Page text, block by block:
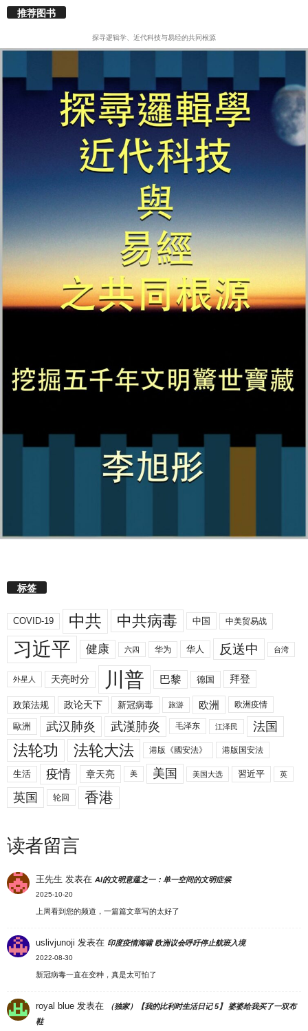
推荐图书
探寻逻辑学、近代科技与易经的共同根源
标签
COVID-19 中共 中共病毒 中国 中美贸易战
习近平 健康 六四 华为 华人 反送中 台湾
外星人 天亮时分 川普 巴黎 德国 拜登
政策法规 政论天下 新冠病毒 旅游 欧洲 欧洲疫情
歐洲 武汉肺炎 武漢肺炎 毛泽东 江泽民 法国
法轮功 法轮大法 港版《國安法》 港版国安法
生活 疫情 章天亮 美 美国 美国大选 習近平 英
英国 轮回 香港
读者留言
王先生 发表在AI的文明意蕴之一：单一空间的文明症候
2025-10-20
上周看到您的频道，一篇篇文章写的太好了
uslivjunoji 发表在 印度疫情海啸 欧洲议会呼吁停止航班入境
2022-08-30
新冠病毒一直在变种，真是太可怕了
royal blue 发表在
（独家）【我的比利时生活日记 5】 婆婆给我买了一双布
鞋